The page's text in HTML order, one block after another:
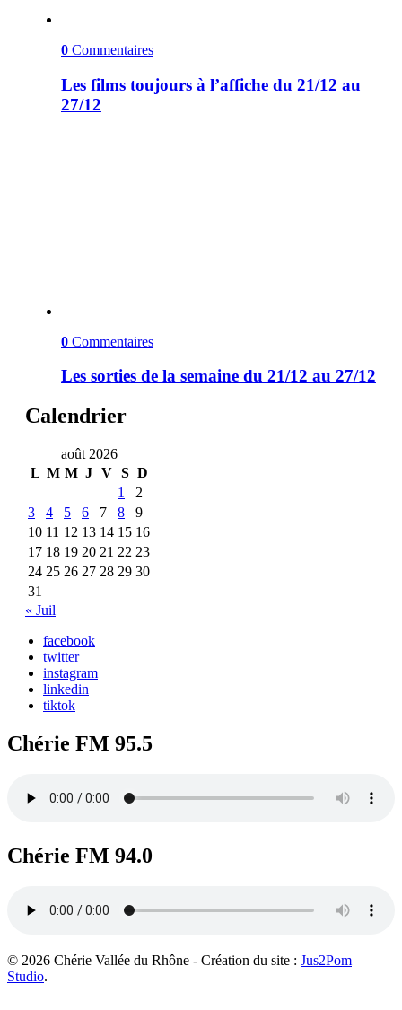
0 Commentaires
Les films toujours à l’affiche du 21/12 au
27/12
0 Commentaires
Les sorties de la semaine du 21/12 au 27/12
Calendrier
août 2026
L M M J V S D
1
2
3
4 5 6 7 8
9
10 11 12 13 14 15 16
17 18 19 20 21 22 23
24 25 26 27 28 29 30
31
« Juil
facebook
twitter
instagram
linkedin
tiktok
Chérie FM 95.5
Chérie FM 94.0
© 2026 Chérie Vallée du Rhône - Création du site : Jus2Pom
Studio.